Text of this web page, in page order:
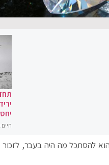
חיים
להסתכל מה היה בעבר, לזכור